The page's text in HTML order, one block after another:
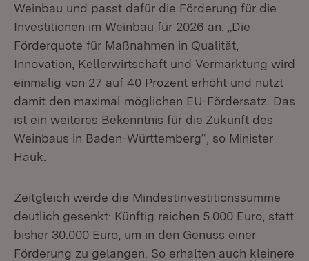
Weinbau und passt dafür die Förderung für die
Investitionen im Weinbau für 2026 an. „Die
Förderquote für Maßnahmen in Qualität,
Innovation, Kellerwirtschaft und Vermarktung wird
einmalig von 27 auf 40 Prozent erhöht und nutzt
damit den maximal möglichen EU-Fördersatz. Das
ist ein weiteres Bekenntnis für die Zukunft des
Weinbaus in Baden-Württemberg“, so Minister
Hauk.
Zeitgleich werde die Mindestinvestitionssumme
deutlich gesenkt: Künftig reichen 5.000 Euro, statt
bisher 30.000 Euro, um in den Genuss einer
Förderung zu gelangen. So erhalten auch kleinere